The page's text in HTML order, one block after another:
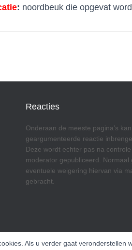
: noordbeuk die opgevat
Reacties
Onderaan de meeste pagina’s
geargumenteerde reactie
Deze wordt echter pas na
moderator gepubliceerd. Normaal
eventuele weigering hiervan via
gebracht.
Als u verder gaat veronderstellen